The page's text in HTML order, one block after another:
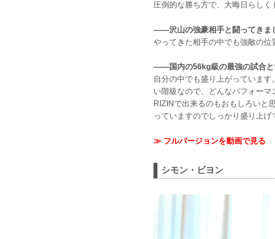
圧倒的な勝ち方で、大晦日らしく
——沢山の強豪相手と闘ってきま
やってきた相手の中でも強敵の位
——国内の56kg級の最強の試合と
自分の中でも盛り上がっていま
い階級なので、どんなパフォー
RIZINで出来るのもおもしろいと
っていますのでしっかり盛り上げ
≫ フルバージョンを動画で見る
シモン・ビヨン